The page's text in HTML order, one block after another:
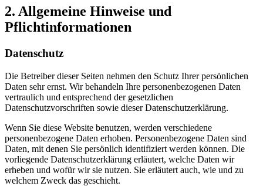
2. Allgemeine Hinweise und
Pflichtinformationen
Datenschutz
Die Betreiber dieser Seiten nehmen den Schutz Ihrer persönlichen
Daten sehr ernst. Wir behandeln Ihre personenbezogenen Daten
vertraulich und entsprechend der gesetzlichen
Datenschutzvorschriften sowie dieser Datenschutzerklärung.
Wenn Sie diese Website benutzen, werden verschiedene
personenbezogene Daten erhoben. Personenbezogene Daten sind
Daten, mit denen Sie persönlich identifiziert werden können. Die
vorliegende Datenschutzerklärung erläutert, welche Daten wir
erheben und wofür wir sie nutzen. Sie erläutert auch, wie und zu
welchem Zweck das geschieht.